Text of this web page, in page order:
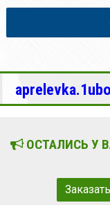
ОСТАЛИСЬ У